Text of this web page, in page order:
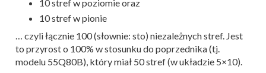
10 stref w poziomie oraz
10 stref w pionie
… czyli łącznie 100 (słownie: sto) niezależnych stref. Jest
to przyrost o 100% w stosunku do poprzednika (tj.
modelu 55Q80B), który miał 50 stref (w układzie 5×10).